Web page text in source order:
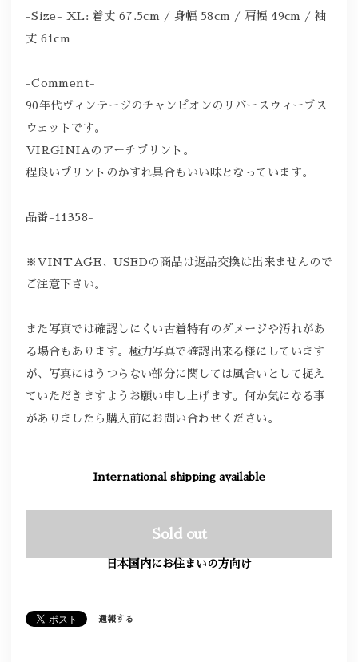
-Size- XL: 着丈 67.5cm / 身幅 58cm / 肩幅 49cm / 袖
丈 61cm
-Comment-
90年代ヴィンテージのチャンピオンのリバースウィーブス
ウェットです。
VIRGINIAのアーチプリント。
程良いプリントのかすれ具合もいい味となっています。
品番-11358-
※VINTAGE、USEDの商品は返品交換は出来ませんので
ご注意下さい。
また写真では確認しにくい古着特有のダメージや汚れがあ
る場合もあります。極力写真で確認出来る様にしています
が、写真にはうつらない部分に関しては風合いとして捉え
ていただきますようお願い申し上げます。何か気になる事
がありましたら購入前にお問い合わせください。
International shipping available
Sold out
日本国内にお住まいの方向け
通報する